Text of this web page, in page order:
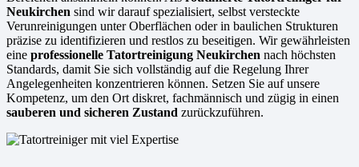
Neukirchen sind wir darauf spezialisiert, selbst versteckte
Verunreinigungen unter Oberflächen oder in baulichen Strukturen
präzise zu identifizieren und restlos zu beseitigen. Wir gewährleisten
eine professionelle Tatortreinigung Neukirchen nach höchsten
Standards, damit Sie sich vollständig auf die Regelung Ihrer
Angelegenheiten konzentrieren können. Setzen Sie auf unsere
Kompetenz, um den Ort diskret, fachmännisch und zügig in einen
sauberen und sicheren Zustand zurückzuführen.